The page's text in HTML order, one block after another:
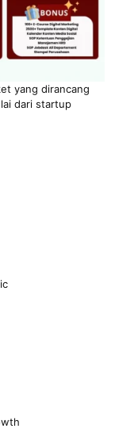
yang dirancang
dari startup